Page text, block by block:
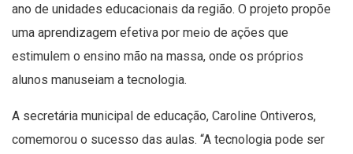
ano de unidades educacionais da região. O projeto propõe
uma aprendizagem efetiva por meio de ações que
estimulem o ensino mão na massa, onde os próprios
alunos manuseiam a tecnologia.
A secretária municipal de educação, Caroline Ontiveros,
comemorou o sucesso das aulas. “A tecnologia pode ser